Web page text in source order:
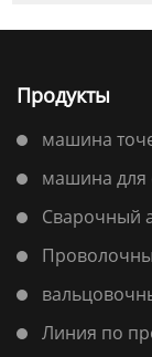
Продукты
машина
машина для
Сварочный
Линия по